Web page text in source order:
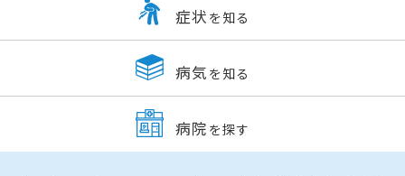
症状 を知る
病気 を知る
病院 を探す